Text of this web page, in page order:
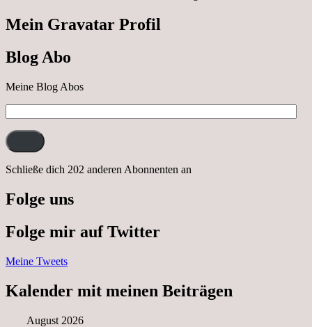
Mein Gravatar Profil
Blog Abo
Meine Blog Abos
Mail-
Adresse:
Schließe dich 202 anderen Abonnenten an
Folge uns
Folge mir auf Twitter
Meine Tweets
Kalender mit meinen Beiträgen
August 2026